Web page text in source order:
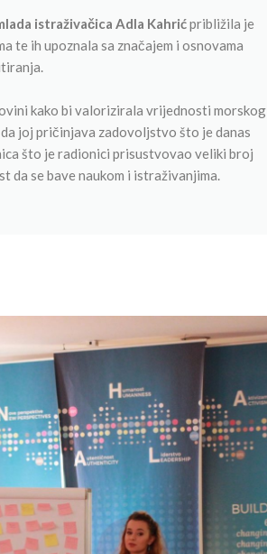
istraživačica Adla Kahrićpribližila je
te ih upoznala sa značajem i osnovama
kako bi valorizirala vrijednosti morskog
joj pričinjava zadovoljstvo što je danas
što je radionici prisustvovao veliki broj
da se bave naukom i istraživanjima.